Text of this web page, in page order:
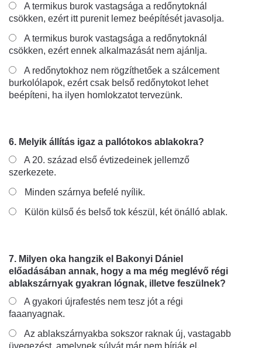
A termikus burok vastagsága a redőnytoknál
csökken, ezért itt purenit lemez beépítését javasolja.
A termikus burok vastagsága a redőnytoknál
csökken, ezért ennek alkalmazását nem ajánlja.
A redőnytokhoz nem rögzíthetőek a szálcement
burkolólapok, ezért csak belső redőnytokot lehet
beépíteni, ha ilyen homlokzatot tervezünk.
6. Melyik állítás igaz a pallótokos ablakokra?
A 20. század első évtizedeinek jellemző
szerkezete.
Minden szárnya befelé nyílik.
Külön külső és belső tok készül, két önálló ablak.
7. Milyen oka hangzik el Bakonyi Dániel
előadásában annak, hogy a ma még meglévő régi
ablakszárnyak gyakran lógnak, illetve feszülnek?
A gyakori újrafestés nem tesz jót a régi
faaanyagnak.
Az ablakszárnyakba sokszor raknak új, vastagabb
üvegezést, amelynek súlyát már nem bírják el.